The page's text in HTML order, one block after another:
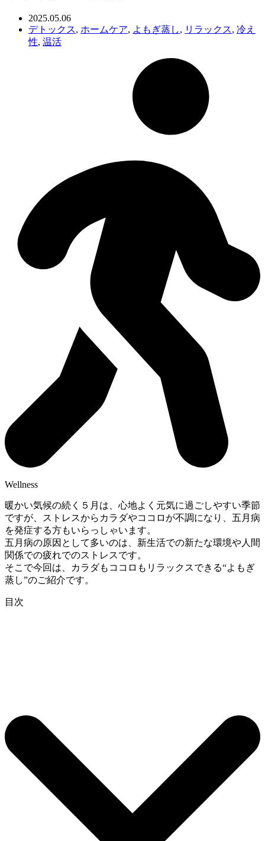
2025.05.06
デトックス, ホームケア, よもぎ蒸し, リラックス, 冷え
性, 温活
Wellness
暖かい気候の続く５月は、心地よく元気に過ごしやすい季節
ですが、ストレスからカラダやココロが不調になり、五月病
を発症する方もいらっしゃいます。
五月病の原因として多いのは、新生活での新たな環境や人間
関係での疲れでのストレスです。
そこで今回は、カラダもココロもリラックスできる“よもぎ
蒸し”のご紹介です。
目次